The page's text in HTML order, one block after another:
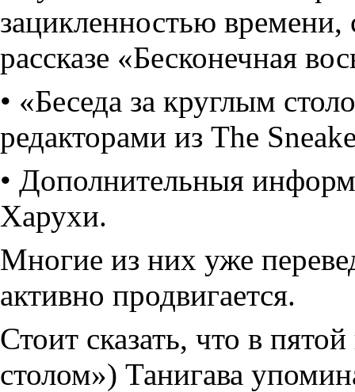
зацикленностью времени,
рассказе «Бесконечная
• «Беседа за круглым
редакторами из The
• Дополнительныя
Харухи.
Многие из них уже
активно продвигается.
Стоит сказать, что в
столом») Танигава